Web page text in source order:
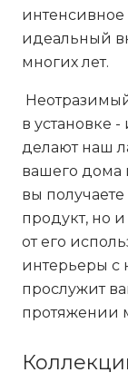
интенсивное
идеальный
многих лет.
в установке
делают наш
вашего дома
вы
продукт, но
от его
интерьеры с
прослужит
протяжении